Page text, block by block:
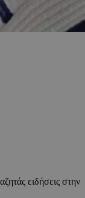
ειδήσεις στην